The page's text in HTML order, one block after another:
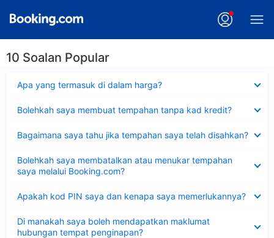
10 Soalan Popular
Apa yang termasuk di dalam harga?
Bolehkah saya membuat tempahan tanpa kad kredit?
Bagaimana saya tahu jika tempahan saya telah disahkan?
Bolehkah saya membatalkan atau menukar tempahan
saya melalui Booking.com?
Apakah kod PIN saya dan kenapa saya memerlukannya?
Di manakah saya boleh mendapatkan maklumat
hubungan tempat penginapan?